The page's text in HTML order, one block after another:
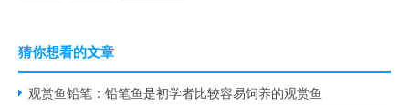
猜你想看的文章
观赏鱼铅笔：铅笔鱼是初学者比较容易饲养的观赏鱼